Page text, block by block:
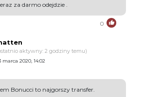
za darmo odejdzie .
0
aktywny: 2 godziny temu)
marca 2020, 14:02
Bonucci to najgorszy transfer.